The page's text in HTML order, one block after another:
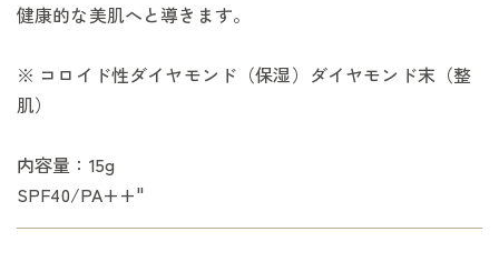
健康的な美肌へと導きます。
※ コロイド性ダイヤモンド（保湿）ダイヤモンド末（整
肌）
内容量：15g
SPF40/PA++"